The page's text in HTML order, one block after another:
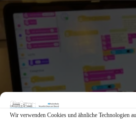
Wir verwenden Cookies und ähnliche Technologien